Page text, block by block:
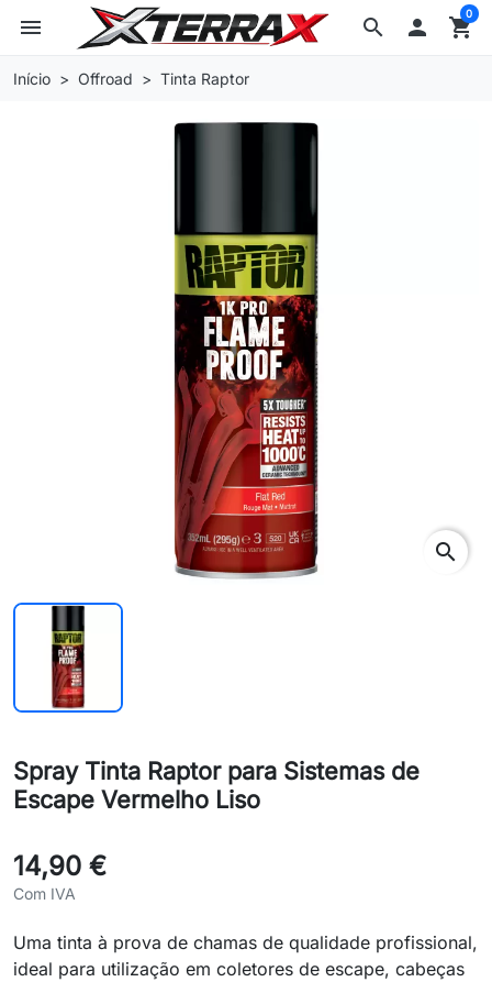
search
menu  shopping_cart
0
Início Offroad Tinta Raptor
search
Spray Tinta Raptor para Sistemas de
Escape Vermelho Liso
14,90 €
Com IVA
Uma tinta à prova de chamas de qualidade profissional,
ideal para utilização em coletores de escape, cabeças